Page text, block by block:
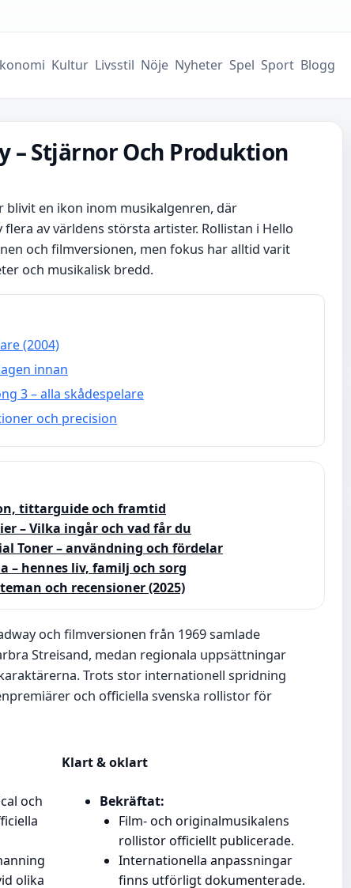
Kultur Livsstil Nöje Nyheter Spel Sport Blogg
– Stjärnor Och Produktion
blivit en ikon inom musikalgenren, där
av världens största artister. Rollistan i Hello
och filmversionen, men fokus har alltid varit
och musikalisk bredd.
(2004)
innan
3 – alla skådespelare
och precision
tittarguide och framtid
– Vilka ingår och vad får du
Toner – användning och fördelar
– hennes liv, familj och sorg
och recensioner (2025)
och filmversionen från 1969 samlade
Streisand, medan regionala uppsättningar
Trots stor internationell spridning
och officiella svenska rollistor för
och
olika
Klart & oklart
Bekräftat:
Film- och originalmusikalens
rollistor officiellt publicerade.
Internationella anpassningar
finns utförligt dokumenterade.